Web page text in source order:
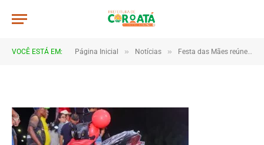
VOCÊ ESTÁ EM: Página Inicial » Notícias » Festa das Mães reúne multidão e emociona famílias em Coroatá
DSC_1341